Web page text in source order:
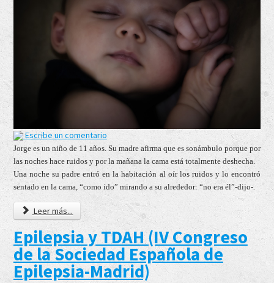
Escribe un comentario
Jorge es un niño de 11 años. Su madre afirma que es sonámbulo porque por
las noches hace ruidos y por la mañana la cama está totalmente deshecha.
Una noche su padre entró en la habitación al oír los ruidos y lo encontró
sentado en la cama, “como ido” mirando a su alrededor: “no era él”-dijo-.
Leer más...
Epilepsia y TDAH (IV Congreso
de la Sociedad Española de
Epilepsia-Madrid)